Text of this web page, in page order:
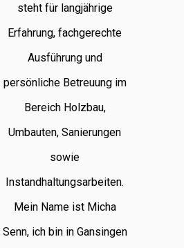
steht für langjährige
Erfahrung, fachgerechte
Ausführung und
persönliche Betreuung im
Bereich Holzbau,
Umbauten, Sanierungen
sowie
Instandhaltungsarbeiten.
Mein Name ist Micha
Senn, ich bin in Gansingen